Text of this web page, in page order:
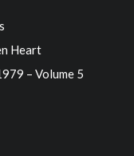
Heart
– Volume 5